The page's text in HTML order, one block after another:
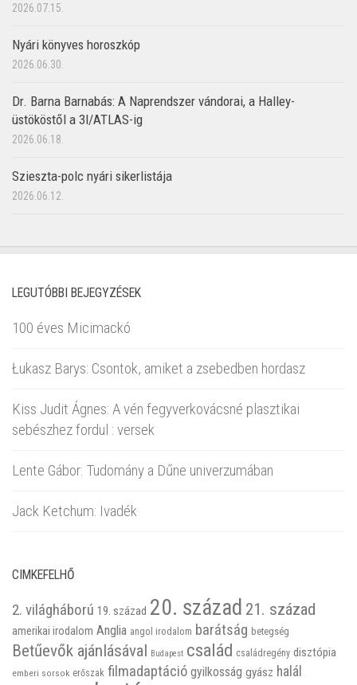
2026.07.15.
Nyári könyves horoszkóp
2026.06.30.
Dr. Barna Barnabás: A Naprendszer vándorai, a Halley-
üstököstől a 3I/ATLAS-ig
2026.06.18.
Szieszta-polc nyári sikerlistája
2026.06.12.
LEGUTÓBBI BEJEGYZÉSEK
100 éves Micimackó
Łukasz Barys: Csontok, amiket a zsebedben hordasz
Kiss Judit Ágnes: A vén fegyverkovácsné plasztikai
sebészhez fordul : versek
Lente Gábor: Tudomány a Dűne univerzumában
Jack Ketchum: Ivadék
CIMKEFELHŐ
2. világháború 19. század 20. század 21. század
amerikai irodalom Anglia angol irodalom barátság betegség
Betűevők ajánlásával Budapest család családregény disztópia
emberi sorsok erőszak filmadaptáció gyilkosság gyász halál